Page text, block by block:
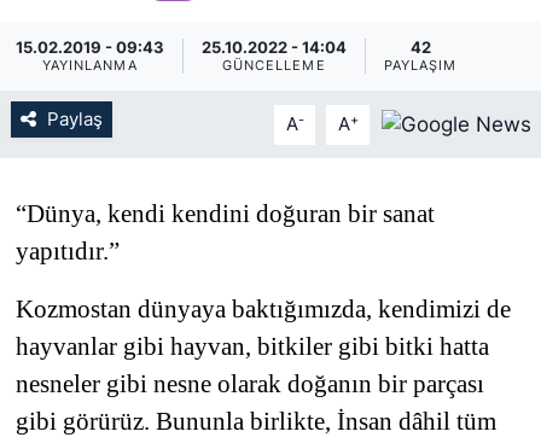
15.02.2019 - 09:43
YAYINLANMA
25.10.2022 - 14:04
GÜNCELLEME
42
PAYLAŞIM
Paylaş A- A+
“Dünya, kendi kendini doğuran bir sanat
yapıtıdır.”
Kozmostan dünyaya baktığımızda, kendimizi de
hayvanlar gibi hayvan, bitkiler gibi bitki hatta
nesneler gibi nesne olarak doğanın bir parçası
gibi görürüz. Bununla birlikte, İnsan dâhil tüm
KÖŞE YAZILARI
KÖŞE YAZILARI (Arşiv)
MAGAZİN
SAĞLIK
SARIYER HABERLERİ